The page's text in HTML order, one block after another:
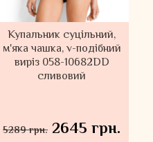
Купальник суцільний,
м'яка чашка, v-подібний
виріз 058-10682DD
сливовий
5289 грн. 2645 грн.